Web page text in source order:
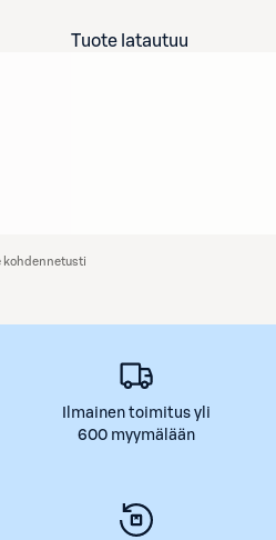
Tuote latautuu
kohdennetusti
Ilmainen toimitus yli
600 myymälään